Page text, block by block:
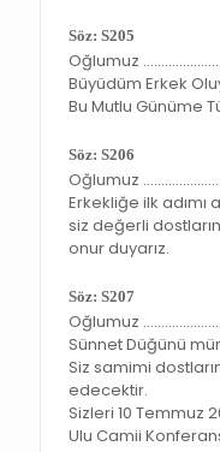
Söz: S205
Oğlumuz
Büyüdüm Erkek
Bu Mutlu Günüme
Söz: S206
Oğlumuz …………………
Erkekliğe ilk
siz değerli
onur duyarız.
Söz: S207
Oğlumuz
Sünnet Düğünü
Siz samimi
edecektir.
Sizleri 10 Temmuz
Ulu Camii